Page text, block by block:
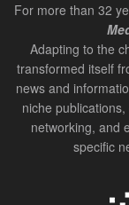
For more than 32
Adapting to the
transformed itself
news and
niche
networking, and
specific